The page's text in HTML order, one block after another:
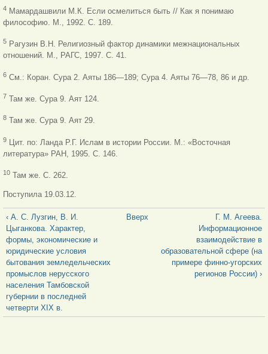
4 Мамардашвили М.К. Если осмелиться быть // Как я понимаю
философию. М., 1992. С. 189.
5 Рагузин В.Н. Религиозный фактор динамики межнациональных
отношений. М., РАГС, 1997. С. 41.
6 См.: Коран. Сура 2. Аяты 186—189; Сура 4. Аяты 76—78, 86 и др.
7 Там же. Сура 9. Аят 124.
8 Там же. Сура 9. Аят 29.
9 Цит. по: Ланда Р.Г. Ислам в истории России. М.: «Восточная
литература» РАН, 1995. С. 146.
10 Там же. С. 262.
Поступила 19.03.12.
‹ А. С. Лузгин, В. И.
Цыганкова. Характер,
формы, экономические и
юридические условия
бытования земледельческих
промыслов нерусского
населения Тамбовской
губернии в последней
четверти XIX в.
Вверх
Г. М. Агеева.
Информационное
взаимодействие в
образовательной сфере (на
примере финно-угорских
регионов России) ›